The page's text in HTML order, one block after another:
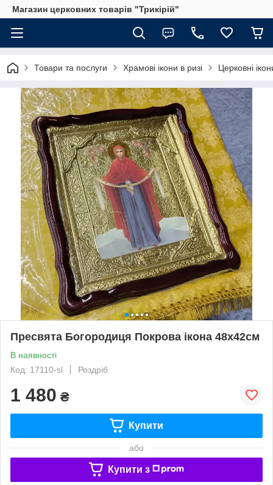
Магазин церковних товарів "Трикірій"
Товари та послуги Храмові ікони в ризі Церковні
Пресвята Богородиця Покрова ікона 48х42см
В наявності
Код: 17110-sl
Роздріб
1 480 ₴
Купити
або
Купити з